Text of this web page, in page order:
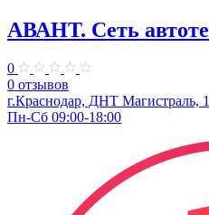
АВАНТ. ​Сеть
0
0 отзывов
г.Краснодар, ​ДНТ Магистраль,
Пн-Сб 09:00-18:00